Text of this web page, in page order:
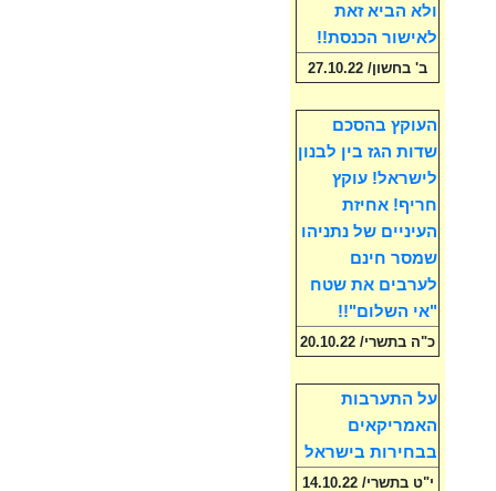
ולא הביא זאת
לאישור הכנסת!!
ב' בחשון/ 27.10.22
העוקץ בהסכם
שדות הגז בין לבנון
לישראל! עוקץ
חריף! אחיזת
העיניים של נתניהו
שמסר חינם
לערבים את שטח
"אי השלום"!!
כ"ה בתשרי/ 20.10.22
על התערבות
האמריקאים
בבחירות בישראל
י"ט בתשרי/ 14.10.22